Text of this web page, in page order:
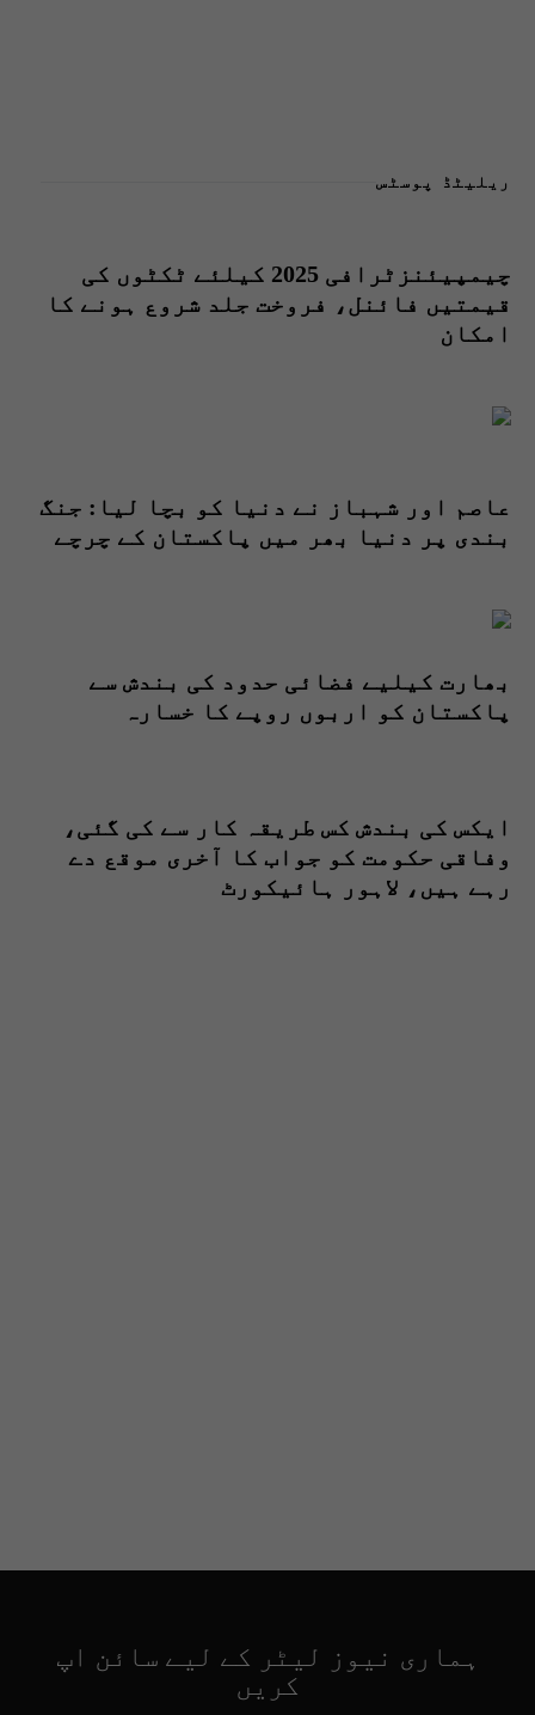
ریلیٹڈ پوسٹس
چیمپیئنزٹرافی 2025 کیلئے ٹکٹوں کی
قیمتیں فائنل، فروخت جلد شروع ہونے کا
امکان
عاصم اور شہباز نے دنیا کو بچا لیا: جنگ
بندی پر دنیا بھر میں پاکستان کے چرچے
بھارت کیلیے فضائی حدود کی بندش سے
پاکستان کو اربوں روپے کا خسارہ
ایکس کی بندش کس طریقہ کار سے کی گئی،
وفاقی حکومت کو جواب کا آخری موقع دے
رہے ہیں، لاہور ہائیکورٹ
ہماری نیوز لیٹر کے لیے سائن اپ
کریں